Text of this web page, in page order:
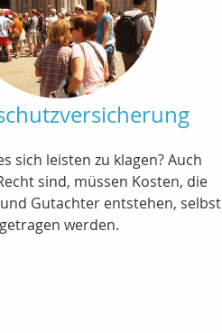
sich leisten zu klagen? Auch
sind, müssen Kosten, die
Gutachter entstehen, selbst
getragen werden.